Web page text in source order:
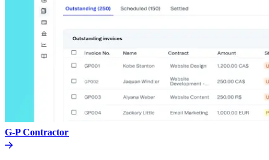
G-P Contractor​​